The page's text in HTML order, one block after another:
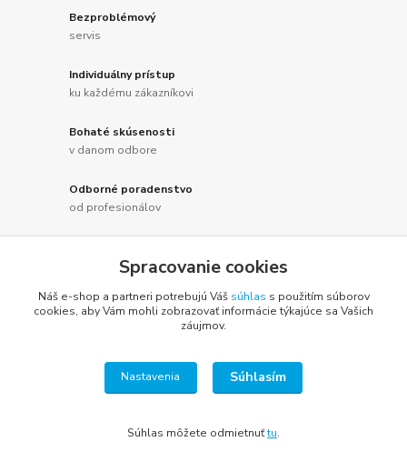
Bezproblémový
servis
Individuálny prístup
ku každému zákazníkovi
Bohaté skúsenosti
v danom odbore
Odborné poradenstvo
od profesionálov
Pre zákazníkov
Obchodné podmienky
Spracovanie cookies
Náš e-shop a partneri potrebujú Váš súhlas s použitím súborov
cookies, aby Vám mohli zobrazovať informácie týkajúce sa Vašich
záujmov.
Nastavenia Súhlasím
Súhlas môžete odmietnuťtu.